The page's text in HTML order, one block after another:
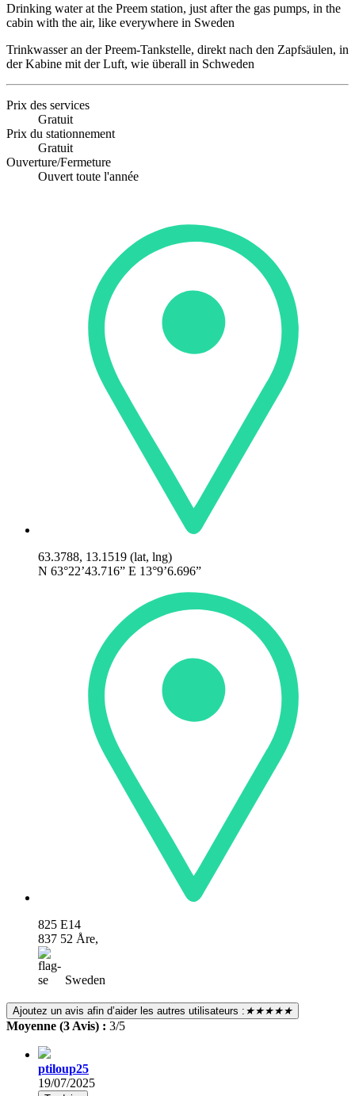
Drinking water at the Preem station, just after the gas pumps, in the
cabin with the air, like everywhere in Sweden
Trinkwasser an der Preem-Tankstelle, direkt nach den Zapfsäulen, in
der Kabine mit der Luft, wie überall in Schweden
Prix des services
Gratuit
Prix du stationnement
Gratuit
Ouverture/Fermeture
Ouvert toute l'année
63.3788, 13.1519 (lat, lng)
N 63°22’43.716” E 13°9’6.696”
825 E14
837 52 Åre,
Sweden
Ajoutez un avis afin d’aider les autres utilisateurs : ★★★★★
Moyenne (3 Avis) : 3/5
ptiloup25
19/07/2025